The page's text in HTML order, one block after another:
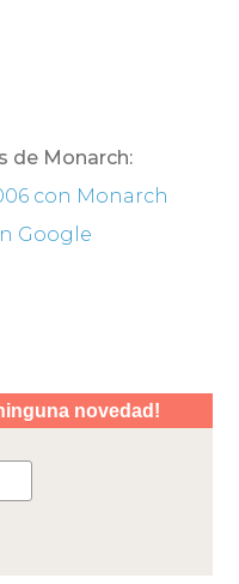
de Monarch:
con Monarch
Google